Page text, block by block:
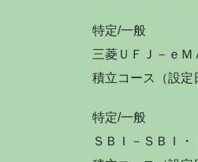
特定/一般
三菱ＵＦＪ－ｅ
積立コース（設定
特定/一般
ＳＢＩ－ＳＢＩ